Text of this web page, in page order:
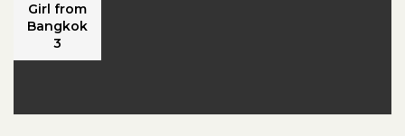
Girl from
Bangkok
3